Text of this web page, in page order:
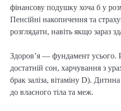
фінансову подушку хоча б у
Пенсійні накопичення та
розглядати, навіть якщо зараз
Здоров’я — фундамент усього.
достатній сон, харчування з
брак заліза, вітаміну D).
до власного тіла та меж.